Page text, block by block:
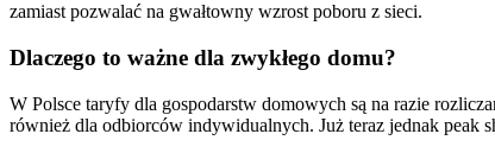
zamiast pozwalać na gwałtowny wzrost poboru z sieci.
Dlaczego to ważne dla zwykłego domu?
W Polsce taryfy dla gospodarstw domowych są na razie
również dla odbiorców indywidualnych. Już teraz jednak peak